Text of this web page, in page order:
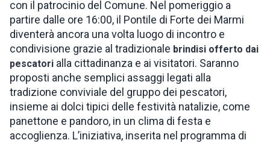
con il patrocinio del Comune. Nel pomeriggio a
partire dalle ore 16:00, il Pontile di Forte dei Marmi
diventerà ancora una volta luogo di incontro e
condivisione grazie al tradizionale brindisi offerto dai
pescatori alla cittadinanza e ai visitatori. Saranno
proposti anche semplici assaggi legati alla
tradizione conviviale del gruppo dei pescatori,
insieme ai dolci tipici delle festività natalizie, come
panettone e pandoro, in un clima di festa e
accoglienza. L’iniziativa, inserita nel programma di